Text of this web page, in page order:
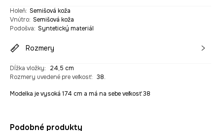
Holeň: Semišová koža
Vnútro: Semišová koža
Podošva: Syntetický materiál
Rozmery
Dĺžka vložky:
24,5 cm
Rozmery uvedené pre veľkosť: 38.
Modelka je vysoká 174 cm a má na sebe veľkosť 38
Podobné produkty